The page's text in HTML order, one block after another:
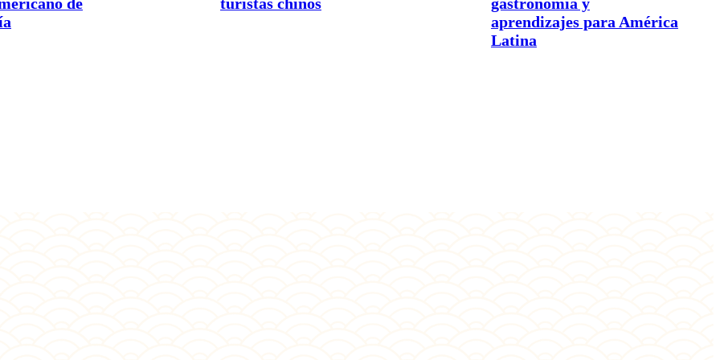
aprendizajes para América
Latina